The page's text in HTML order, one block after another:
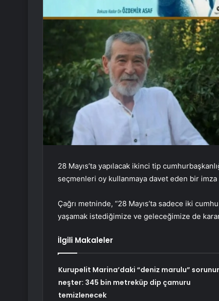
28 Mayıs’ta yapılacak ikinci tip
seçmenleri oy kullanmaya davet eden bir imza
Çağrı metninde, “28 Mayıs’ta sadece iki
yaşamak istediğimize ve geleceğimize de
İlgili Makaleler
Kurupelit Marina’daki “deniz marulu”
neşter: 345 bin metreküp dip çamuru
temizlenecek